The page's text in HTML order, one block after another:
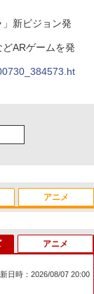
」新ビジョン発
ARゲームを発
ス|オンライン
エディション
Japan
ス コントロー
アニメ
場版モノノ怪
限定オリジ
きコレクション)
日時：2026/08/07 20:00
アニメ